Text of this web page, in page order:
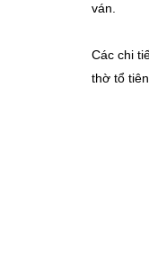
ván.
Các chi
thờ tổ tiên.